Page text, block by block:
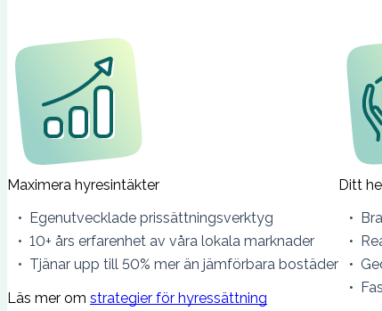
Maximera hyresintäkter
Egenutvecklade prissättningsverktyg
10+ års erfarenhet av våra lokala marknader
Tjänar upp till 50% mer än jämförbara bostäder
Läs mer om strategier för hyressättning
Ditt